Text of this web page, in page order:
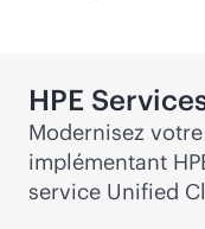
HPE
Modernisez
implémentant
service Unified